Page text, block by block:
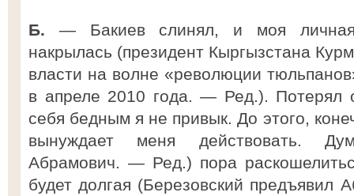
Б. — Бакиев слинял, и моя личная
накрылась (президент Кыргызстана
власти на волне «революции
в апреле 2010 года. — Ред.). Потерял
себя бедным я не привык. До этого,
вынуждает меня действовать.
Абрамович. — Ред.) пора
будет долгая (Березовский предъявил